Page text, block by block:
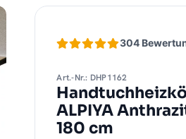
304
Art.-Nr.: DHP1162
ALPIYA
180 cm